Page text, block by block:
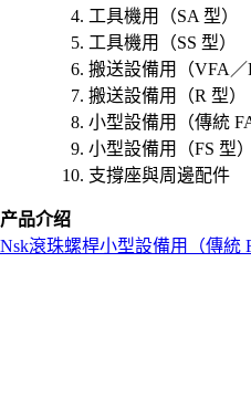
工具機用（SA 型）
工具機用（SS 型）
搬送設備用（VFA／
搬送設備用（R 型）
小型設備用（傳統
小型設備用（FS 型）
支撐座與周邊配件
产品介绍
Nsk滾珠螺桿小型設備用（傳統